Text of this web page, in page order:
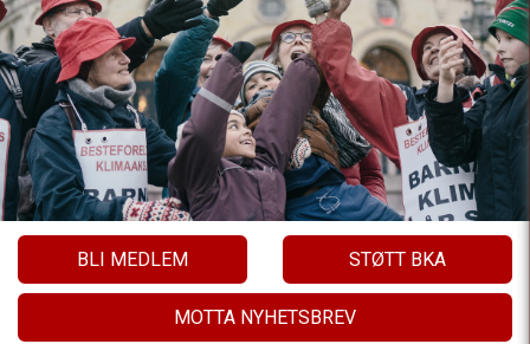
BLI MEDLEM STØTT BKA
MOTTA NYHETSBREV